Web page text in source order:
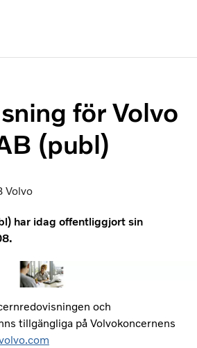
Media
för Volvo
(publ)
Volvo
har idag offentliggjort sin
och
tillgängliga på Volvokoncernens